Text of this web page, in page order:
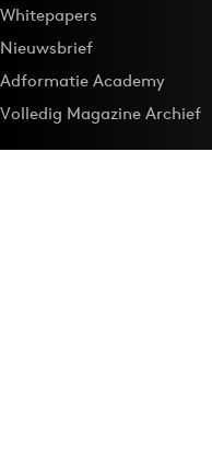
Whitepapers
Nieuwsbrief
Adformatie Academy
Volledig Magazine Archief